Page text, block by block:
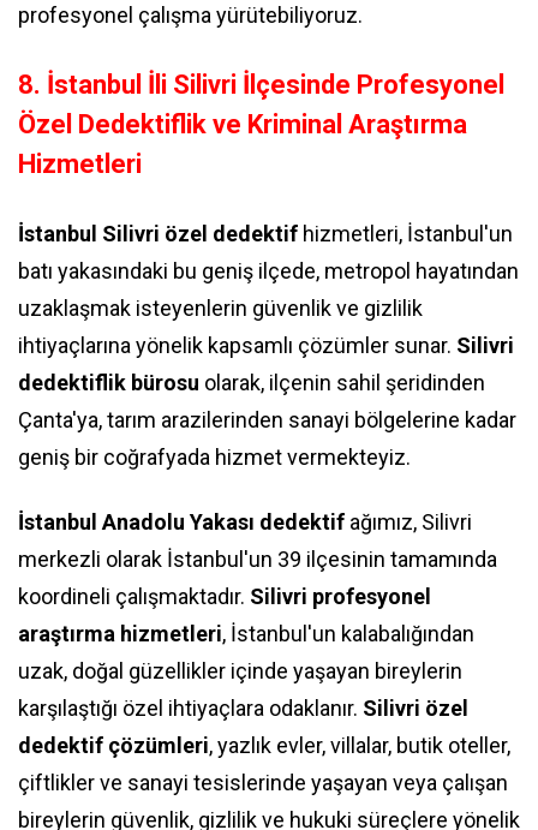
profesyonel çalışma yürütebiliyoruz.
8. İstanbul İli Silivri İlçesinde Profesyonel
Özel Dedektiflik ve Kriminal Araştırma
Hizmetleri
İstanbul Silivri özel dedektif hizmetleri, İstanbul'un
batı yakasındaki bu geniş ilçede, metropol hayatından
uzaklaşmak isteyenlerin güvenlik ve gizlilik
ihtiyaçlarına yönelik kapsamlı çözümler sunar. Silivri
dedektiflik bürosu olarak, ilçenin sahil şeridinden
Çanta'ya, tarım arazilerinden sanayi bölgelerine kadar
geniş bir coğrafyada hizmet vermekteyiz.
İstanbul Anadolu Yakası dedektif ağımız, Silivri
merkezli olarak İstanbul'un 39 ilçesinin tamamında
koordineli çalışmaktadır. Silivri profesyonel
araştırma hizmetleri, İstanbul'un kalabalığından
uzak, doğal güzellikler içinde yaşayan bireylerin
karşılaştığı özel ihtiyaçlara odaklanır. Silivri özel
dedektif çözümleri, yazlık evler, villalar, butik oteller,
çiftlikler ve sanayi tesislerinde yaşayan veya çalışan
bireylerin güvenlik, gizlilik ve hukuki süreçlere yönelik